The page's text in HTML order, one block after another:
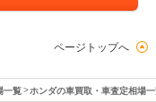
ページトップへ
一覧 ホンダの車買取・車査定相場